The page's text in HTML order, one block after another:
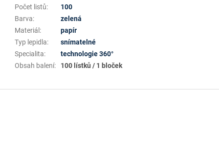
Počet listů:
100
Barva:
zelená
Materiál :
papír
Typ lepidla:
snímatelné
Specialita:
technologie 360°
Obsah balení: 100 lístků / 1 bloček